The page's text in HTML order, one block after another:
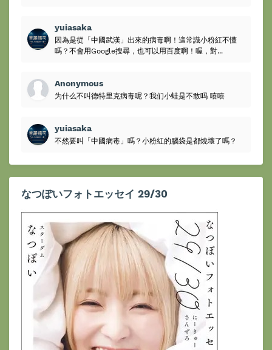
yuiasaka
因為是從「中國武漢」出來的病毒啊！這常識小粉紅不懂
嗎？不會用Google搜尋，也可以用百度啊！喔，對...
Anonymous
为什么不叫德特里克病毒呢？我们小蛙是不敢吗 嘻嘻
yuiasaka
不然要叫「中國病毒」嗎？小粉紅的腦袋是都燒壞了嗎？
なつぽいフォトエッセイ 29/30